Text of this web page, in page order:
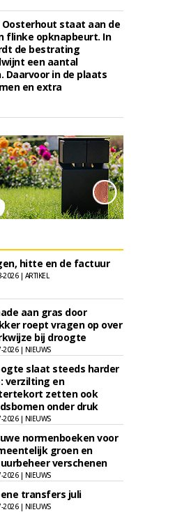
Oosterhout staat aan de
flinke opknapbeurt. In
de bestrating
een aantal
Daarvoor in de plaats
en extra
hitte en de factuur
2026 | ARTIKEL
aan gras door
roept vragen op over
bij droogte
2026 | NIEUWS
slaat steeds harder
verzilting en
zetten ook
onder druk
2026 | NIEUWS
normenboeken voor
groen en
verschenen
2026 | NIEUWS
transfers juli
2026 | NIEUWS